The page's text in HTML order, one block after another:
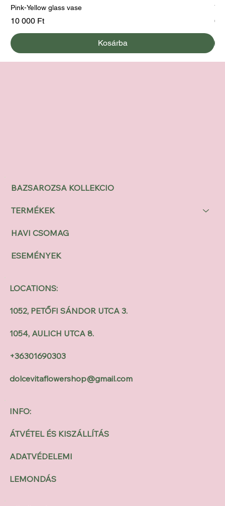
Pink-Yellow glass vase
Ár
10 000 Ft
Kosárba
Ár
BAZSAROZSA KOLLEKCIO
TERMÉKEK
HAVI CSOMAG
ESEMÉNYEK
INFO:
ÁTVÉTEL ÉS KISZÁLLÍTÁS
ADATVÉDELEMI
LEMONDÁS
LOCATIONS:
1052, PETŐFI SÁNDOR UTCA 3.
1054, AULICH UTCA 8.
+36301690303
dolcevitaflowershop@gmail.com